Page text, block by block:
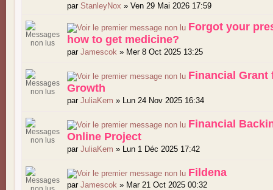
par StanleyNox » Ven 29 Mai 2026 17:59
Forgot your
how to get medicine?
par Jamescok » Mer 8 Oct 2025 13:25
Financial Grant
Growth
par JuliaKem » Lun 24 Nov 2025 16:34
Financial
Online Project
par JuliaKem » Lun 1 Déc 2025 17:42
Fildena
par Jamescok » Mar 21 Oct 2025 00:32